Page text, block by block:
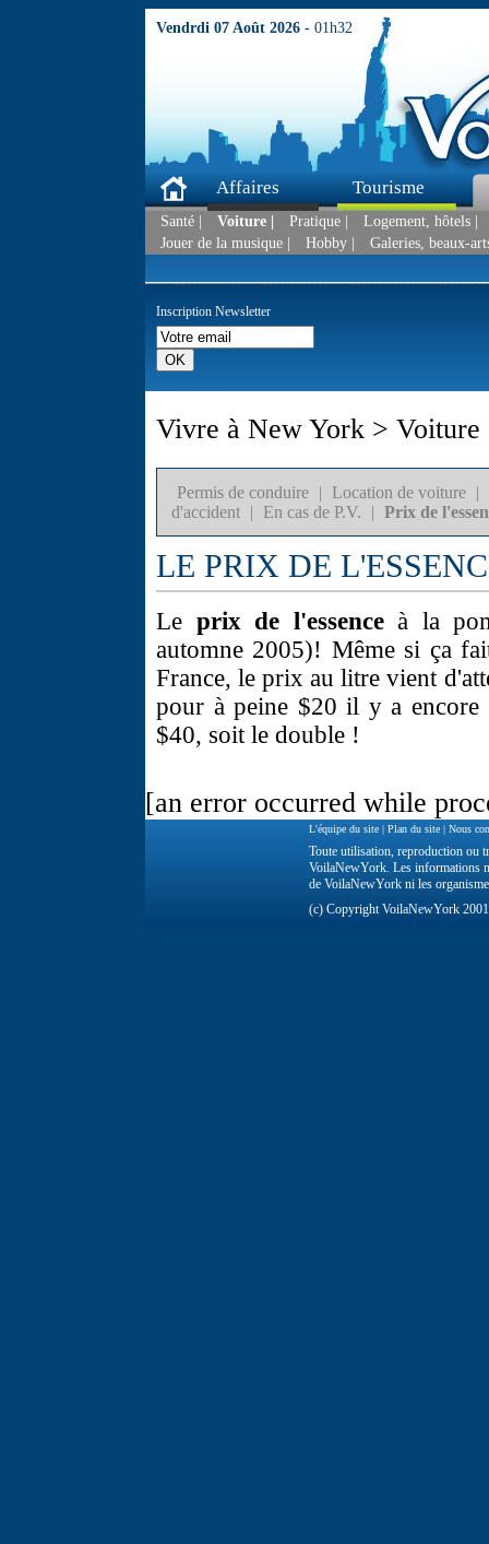
Vendrdi 07 Août 2026 - 01h32
Affaires Tourisme
Santé | Voiture | Pratique |
Logement, hôtels |
Jouer de la musique |
Hobby | Galeries, beaux-
Inscription Newsletter
Vivre à New York > Voiture
Permis de conduire | Location de voiture |
d'accident
| En cas de P.V. | Prix de
LE PRIX DE
Le prix de l'essence à la
automne 2005)! Même si ça
France, le prix au litre vient
pour à peine $20 il y a encore
$40, soit le double !
[an error occurred while
L'équipe du site | Plan du site | Nous
Toute utilisation, reproduction ou
VoilaNewYork. Les informations
de VoilaNewYork ni les
(c) Copyright VoilaNewYork